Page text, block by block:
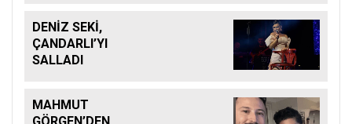
DENİZ SEKİ,
ÇANDARLI’YI
SALLADI
MAHMUT